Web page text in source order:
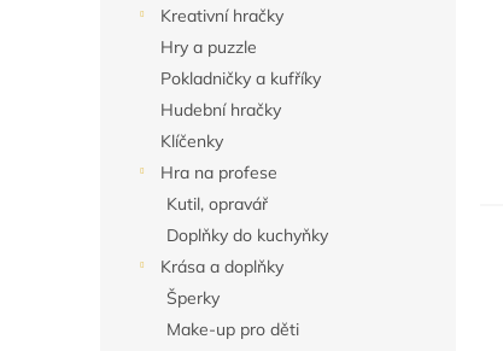
Kreativní hračky
Hry a puzzle
Pokladničky a kufříky
Hudební hračky
Klíčenky
Hra na profese
Kutil, opravář
Doplňky do kuchyňky
Krása a doplňky
Šperky
Make-up pro děti